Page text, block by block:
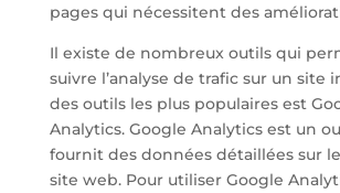
pages qui nécessitent des
Il existe de nombreux outils qui
suivre l’analyse de trafic sur un site
des outils les plus populaires est
Analytics. Google Analytics est un
fournit des données détaillées sur
site web. Pour utiliser Google